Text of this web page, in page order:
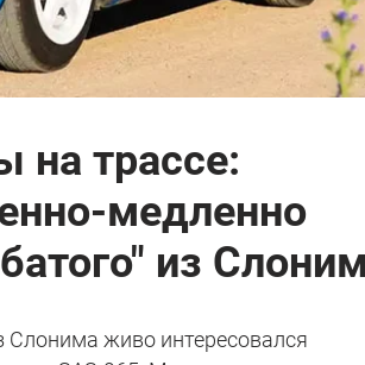
на трассе:
медленно
из
Слонима живо интересовался